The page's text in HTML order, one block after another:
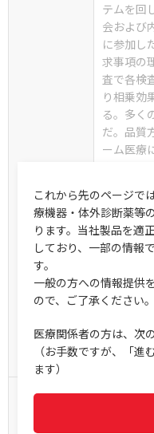
テムを回
会および
に参加し
求事項の
査で各検
り相乗効
る。多く
だ。品質
ーム医療
2013年7
や医師主
究を積極
医療機関
通達や臨
れたこと
必要にな
持の経験
れておき
【お知らせ】
昨
これから先のページで
療機器・体外診断薬等
ります。当社製品を適
しており、一部の情報
す。
一般の方への情報提供
ので、ご了承ください。
医療関係者の方は、次
（お手数ですが、「
ます）